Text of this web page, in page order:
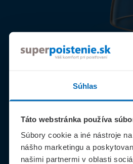
Súhlas
Táto webstránka používa
Súbory cookie a iné nástroje
nášho marketingu a
našimi partnermi v oblasti